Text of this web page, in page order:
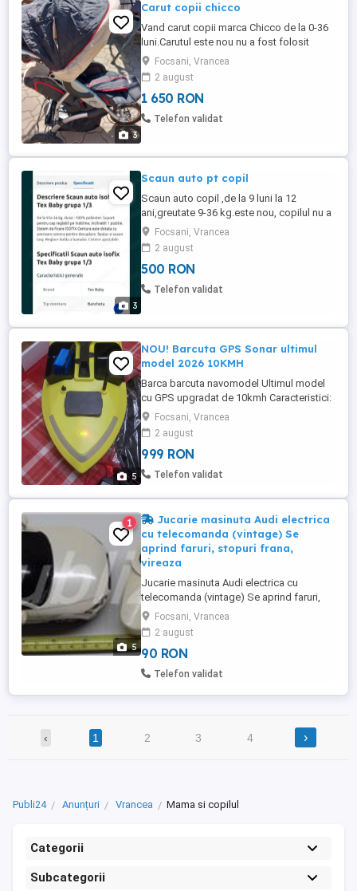
3
Carut copii chicco
Vand carut copii marca Chicco de la 0-36
luni.Carutul este nou nu a fost folosit
deloc.Are 3 roti care se pot umfla cu
pompa exact ca la bicicleta.3 pozitii
rezemat.culcat si in sezut.Are coprtina se
poate folosi pe toata perioada
anului.Pretul 1650 lei usor negociabil.Nu
Focsani, Vrancea
2 august
1 650 RON
Telefon validat
3
Scaun auto pt copil
Scaun auto copil ,de la 9 luni la 12
ani,greutate 9-36 kg.este nou, copilul nu a
stat in el decat 2 ore.De aceea il vand.Nu
sta copilul. Pret 500 lei.
Focsani, Vrancea
2 august
500 RON
Telefon validat
5
NOU! Barcuta GPS Sonar ultimul
model 2026 10KMH
Barca barcuta navomodel Ultimul model
cu GPS upgradat de 10kmh Caracteristici:
Funcția GPS ajută la setarea a 40
(PATRUZECI) de puncte de poziționare
arbitrare, iar barca poate fi înainte și înapoi
pe baza punctului pe care l-ați setat. Când
întâmpinați pierderea semnalului sau
Focsani, Vrancea
2 august
999 RON
Telefon validat
5
1
Jucarie masinuta Audi electrica
cu telecomanda (vintage) Se
aprind faruri, stopuri frana,
vireaza
Jucarie masinuta Audi electrica cu
telecomanda (vintage) Se aprind faruri,
stopuri frana, vireaza in mers
stanga/dreapta Material: plastic Stare
buna (mici urme de folosinta), foarte bine
intretinuta pentru varsta pe care o are
Ideala pentru un proiect de restaurere tata-
Focsani, Vrancea
2 august
90 RON
Telefon validat
‹ 1 2 3 4 ›
Publi24 Anunțuri Vrancea Mama si copilul
Categorii
Subcategorii